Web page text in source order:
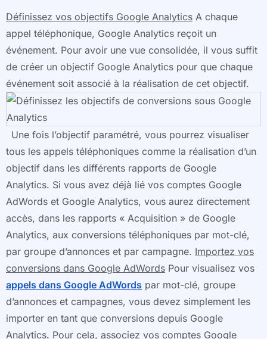
Définissez vos objectifs Google Analytics A chaque
appel téléphonique, Google Analytics reçoit un
événement. Pour avoir une vue consolidée, il vous suffit
de créer un objectif Google Analytics pour que chaque
événement soit associé à la réalisation de cet objectif.
Une fois l’objectif paramétré, vous pourrez visualiser
tous les appels téléphoniques comme la réalisation d’un
objectif dans les différents rapports de Google
Analytics. Si vous avez déjà lié vos comptes Google
AdWords et Google Analytics, vous aurez directement
accès, dans les rapports « Acquisition » de Google
Analytics, aux conversions téléphoniques par mot-clé,
par groupe d’annonces et par campagne. Importez vos
conversions dans Google AdWords Pour visualisez vos
appels dans Google AdWords par mot-clé, groupe
d’annonces et campagnes, vous devez simplement les
importer en tant que conversions depuis Google
Analytics. Pour cela, associez vos comptes Google